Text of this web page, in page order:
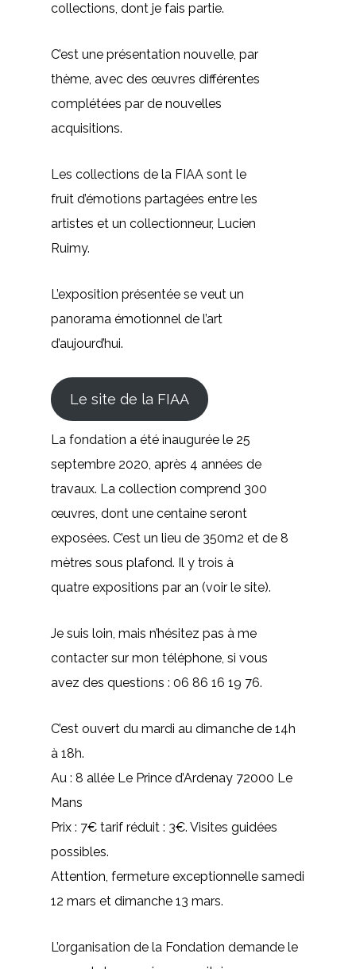
collections, dont je fais partie.
C’est une présentation nouvelle, par
thème, avec des œuvres différentes
complétées par de nouvelles
acquisitions.
Les collections de la FIAA sont le
fruit d’émotions partagées entre les
artistes et un collectionneur, Lucien
Ruimy.
L’exposition présentée se veut un
panorama émotionnel de l’art
d’aujourd’hui.
Le site de la FIAA
La fondation a été inaugurée le 25
septembre 2020, après 4 années de
travaux. La collection comprend 300
œuvres, dont une centaine seront
exposées. C’est un lieu de 350m2 et de 8
mètres sous plafond. Il y trois à
quatre expositions par an (voir le site).
Je suis loin, mais n’hésitez pas à me
contacter sur mon téléphone, si vous
avez des questions : 06 86 16 19 76.
C’est ouvert du mardi au dimanche de 14h
à 18h.
Au : 8 allée Le Prince d’Ardenay 72000 Le
Mans
Prix : 7€ tarif réduit : 3€. Visites guidées
possibles.
Attention, fermeture exceptionnelle samedi
12 mars et dimanche 13 mars.
L’organisation de la Fondation demande le